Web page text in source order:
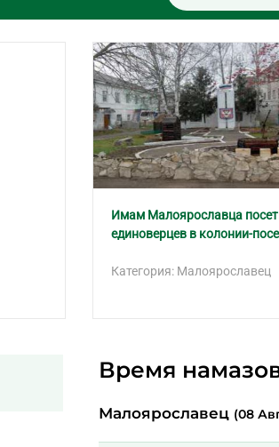
Имам Малоярославца
единоверцев в колонии-
Категория: Малоярославец
Время
Малоярославец (08